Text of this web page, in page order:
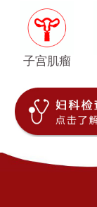
子宫肌瘤